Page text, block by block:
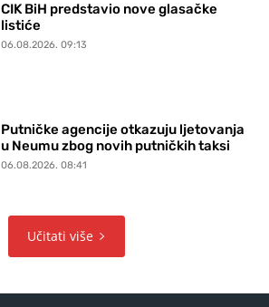
CIK BiH predstavio nove glasačke
listiće
06.08.2026. 09:13
Putničke agencije otkazuju ljetovanja
u Neumu zbog novih putničkih taksi
06.08.2026. 08:41
Učitati više